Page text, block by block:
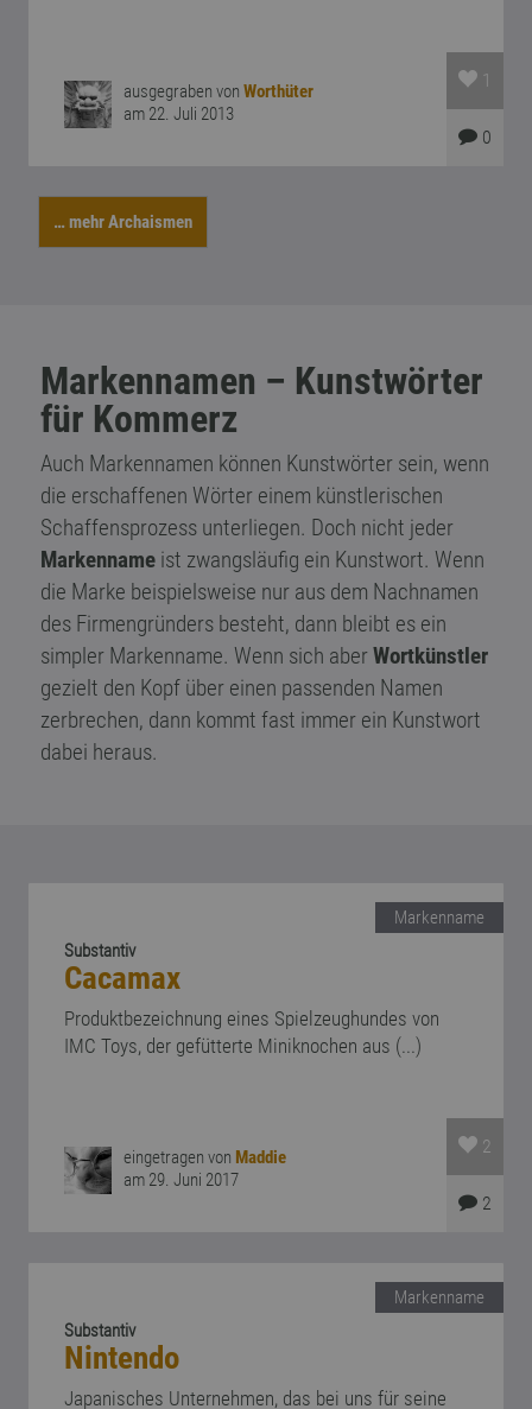
ausgegraben vonWorthüter
am 22. Juli 2013
1
0
… mehr Archaismen
Markennamen – Kunstwörter
für Kommerz
Auch Markennamen können Kunstwörter sein, wenn
die erschaffenen Wörter einem künstlerischen
Schaffensprozess unterliegen. Doch nicht jeder
Markennameist zwangsläufig ein Kunstwort. Wenn
die Marke beispielsweise nur aus dem Nachnamen
des Firmengründers besteht, dann bleibt es ein
simpler Markenname. Wenn sich aberWortkünstler
gezielt den Kopf über einen passenden Namen
zerbrechen, dann kommt fast immer ein Kunstwort
dabei heraus.
Markenname
Substantiv
Cacamax
Produktbezeichnung eines Spielzeughundes von
IMC Toys, der gefütterte Miniknochen aus (...)
eingetragen von Maddie
am 29. Juni 2017
2
2
Markenname
Substantiv
Nintendo
Japanisches Unternehmen, das bei uns für seine